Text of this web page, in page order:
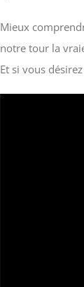
Mieux
notre tour la
Et si vous